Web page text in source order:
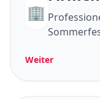
🏢
Weiter